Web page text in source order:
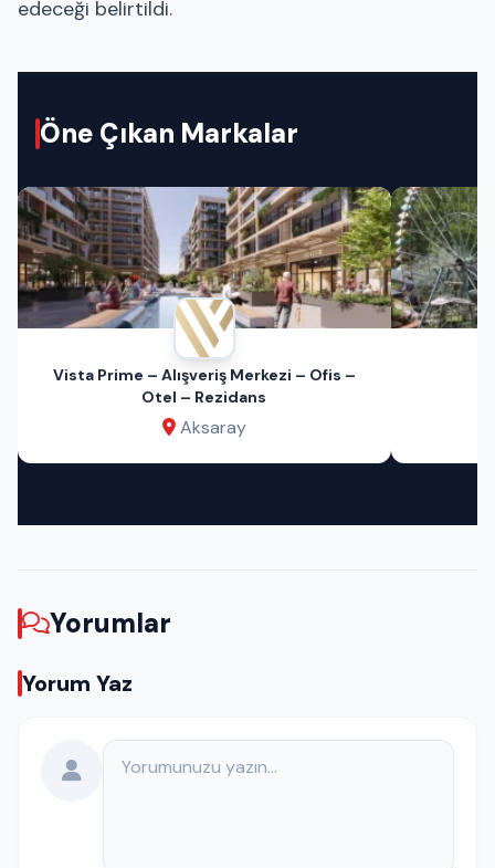
edeceği belirtildi.
Öne Çıkan Markalar
Vista Prime – Alışveriş Merkezi – Ofis –
Otel – Rezidans
Aksaray
Yorumlar
Yorum Yaz
Yorumunuz